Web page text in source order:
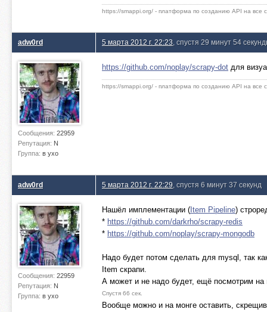
https://smappi.org/ - платформа по созданию API на все
adw0rd
Сообщения: 22959
Репутация: N
Группа: в ухо
5 марта 2012 г. 22:23 , спустя 29 минут 54
https://github.com/noplay/scrapy-dot для
https://smappi.org/ - платформа по созданию API на все
adw0rd
Сообщения: 22959
Репутация: N
Группа: в ухо
5 марта 2012 г. 22:29 , спустя 6 минут 37 секунд
Нашёл имплементации ( Item Pipeline)
* https://github.com/darkrho/scrapy-redis
* https://github.com/noplay/scrapy-mongodb
Надо будет потом сделать для mysql, так
Item скрапи.
А может и не надо будет, ещё посмотрим на
Спустя 66 сек.
Вообще можно и на монге оставить,